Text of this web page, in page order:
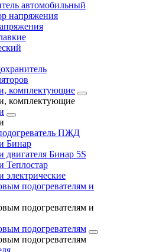
автомобильный
напряжения
комплектующие
комплектующие
ПЖД
Бинар
двигателя Бинар 5S
Теплостар
электрические
подогревателям и
подогревателям и
подогревателям
подогревателям